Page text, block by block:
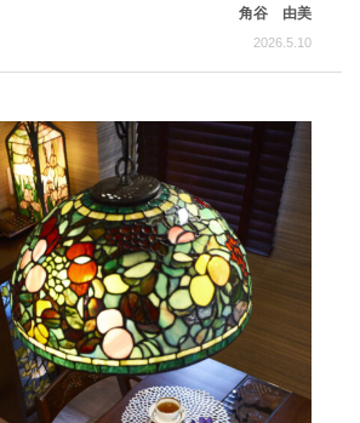
角谷 由美
2026.5.10